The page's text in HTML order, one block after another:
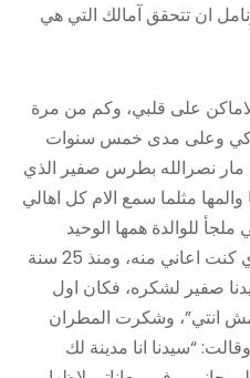
ان تتحقق آمالك التي هي
على قلبي، وكم من مرة
وعلى مدى خمس سنوات
مار نصرالله بطرس صفير الذي
مثلما سمع الام كل اهالي
للوالدة همها الوحيد
ايصال صدى الظلم والعذاب الذي كنت اعاني منه، ومنذ 25 سنة
صفير لشكره، فكان اول
انتي”، وشكرت المطران
“سيدنا انا مدينة لك